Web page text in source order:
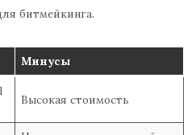
битмейкинга.
Минусы
Высокая стоимость